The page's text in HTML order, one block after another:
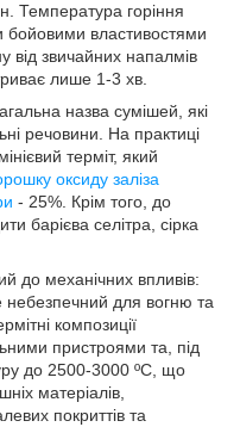
Температура горіння
бойовими властивостями
від звичайних напалмів
лише 1-3 хв.
назва сумішей, які
речовини. На практиці
терміт, який
оксиду заліза
- 25%. Крім того, до
барієва селітра, сірка
до механічних впливів:
небезпечний для вогню та
композиції
пристроями та, під
до 2500-3000 ºC, що
матеріалів,
покриттів та